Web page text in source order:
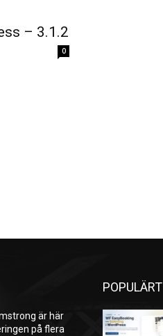
– 3.1.2
0
är här
på flera
POPULÄRT